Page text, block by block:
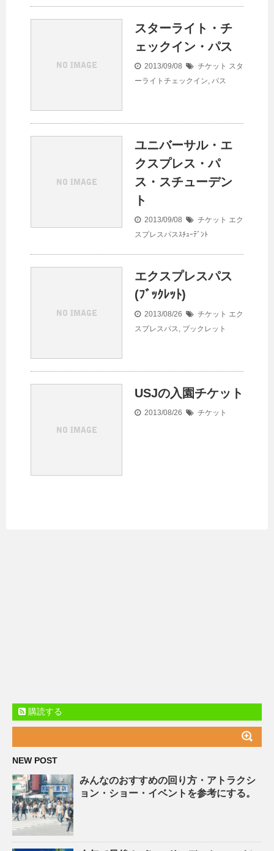
スターライト・チ
ェックイン・パス
2013/09/08 チケット スタ
ーライトチェックイン, パス
ユニバーサル・エ
クスプレス・パ
ス・スチューデン
ト
2013/09/08 チケット エク
スプレスパスｽﾁｭｰﾃﾞﾝﾄ
エクスプレスパス
(ﾌﾞｯｸﾚｯﾄ)
2013/08/26 チケット エク
スプレスパス, ブックレット
USJの入園チケット
2013/08/26 チケット
購読する
NEW POST
みんなのおすすめの回り方・アトラクシ
ョン・ショー・イベントを参考にする。